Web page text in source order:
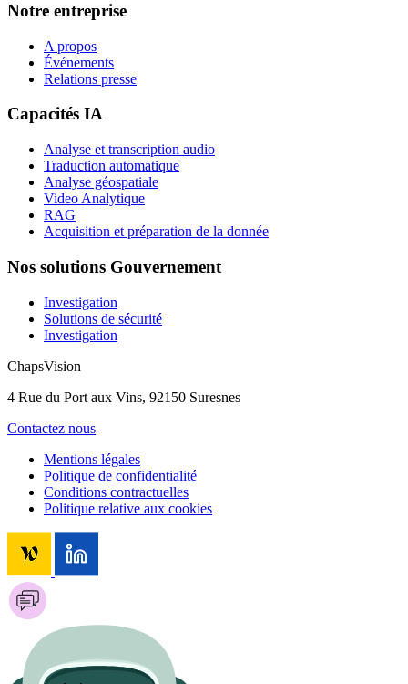
Notre entreprise
A propos
Événements
Relations presse
Capacités IA
Analyse et transcription audio
Traduction automatique
Analyse géospatiale
Video Analytique
RAG
Acquisition et préparation de la donnée
Nos solutions Gouvernement
Investigation
Solutions de sécurité
Investigation
ChapsVision
4 Rue du Port aux Vins, 92150 Suresnes
Contactez nous
Mentions légales
Politique de confidentialité
Conditions contractuelles
Politique relative aux cookies